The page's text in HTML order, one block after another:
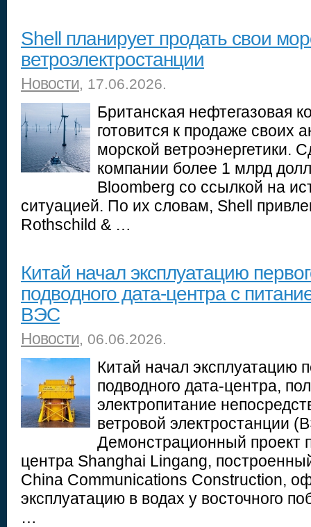
Shell планирует продать свои
ветроэлектростанции
Новости, 17.06.2026.
Британская нефтегазовая
готовится к продаже своих
морской ветроэнергетики.
компании более 1 млрд
Bloomberg со ссылкой на
ситуацией. По их словам, Shell
Rothschild & …
Китай начал эксплуатацию
подводного дата-центра с
ВЭС
Новости, 06.06.2026.
Китай начал эксплуатацию
подводного дата-центра,
электропитание
ветровой электростанции
Демонстрационный проект
центра Shanghai Lingang,
China Communications Construction,
эксплуатацию в водах у восточного
…